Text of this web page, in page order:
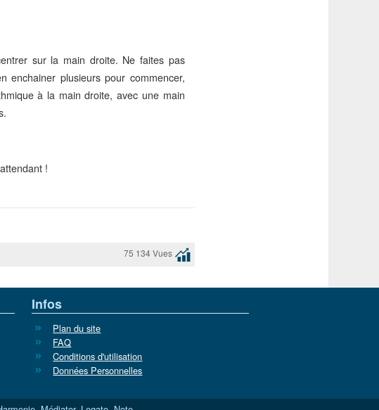
sur la main droite. Ne faites pas
enchainer plusieurs pour commencer,
à la main droite, avec une main
!
75 134 Vues
Infos
Plan du site
FAQ
Conditions d'utilisation
Données Personnelles